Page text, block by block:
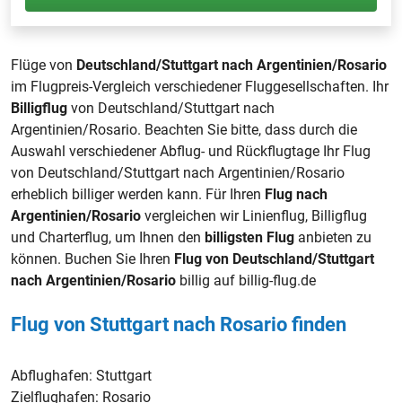
Flüge von Deutschland/Stuttgart nach Argentinien/Rosario
im Flugpreis-Vergleich verschiedener Fluggesellschaften. Ihr
Billigflug von Deutschland/Stuttgart nach
Argentinien/Rosario. Beachten Sie bitte, dass durch die
Auswahl verschiedener Abflug- und Rückflugtage Ihr Flug
von Deutschland/Stuttgart nach Argentinien/Rosario
erheblich billiger werden kann. Für Ihren Flug nach
Argentinien/Rosario vergleichen wir Linienflug, Billigflug
und Charterflug, um Ihnen den billigsten Flug anbieten zu
können. Buchen Sie Ihren Flug von Deutschland/Stuttgart
nach Argentinien/Rosario billig auf billig-flug.de
Flug von Stuttgart nach Rosario finden
Abflughafen: Stuttgart
Zielflughafen: Rosario